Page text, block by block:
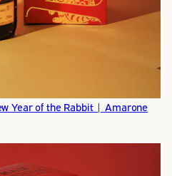
Year of the Rabbit | Amarone